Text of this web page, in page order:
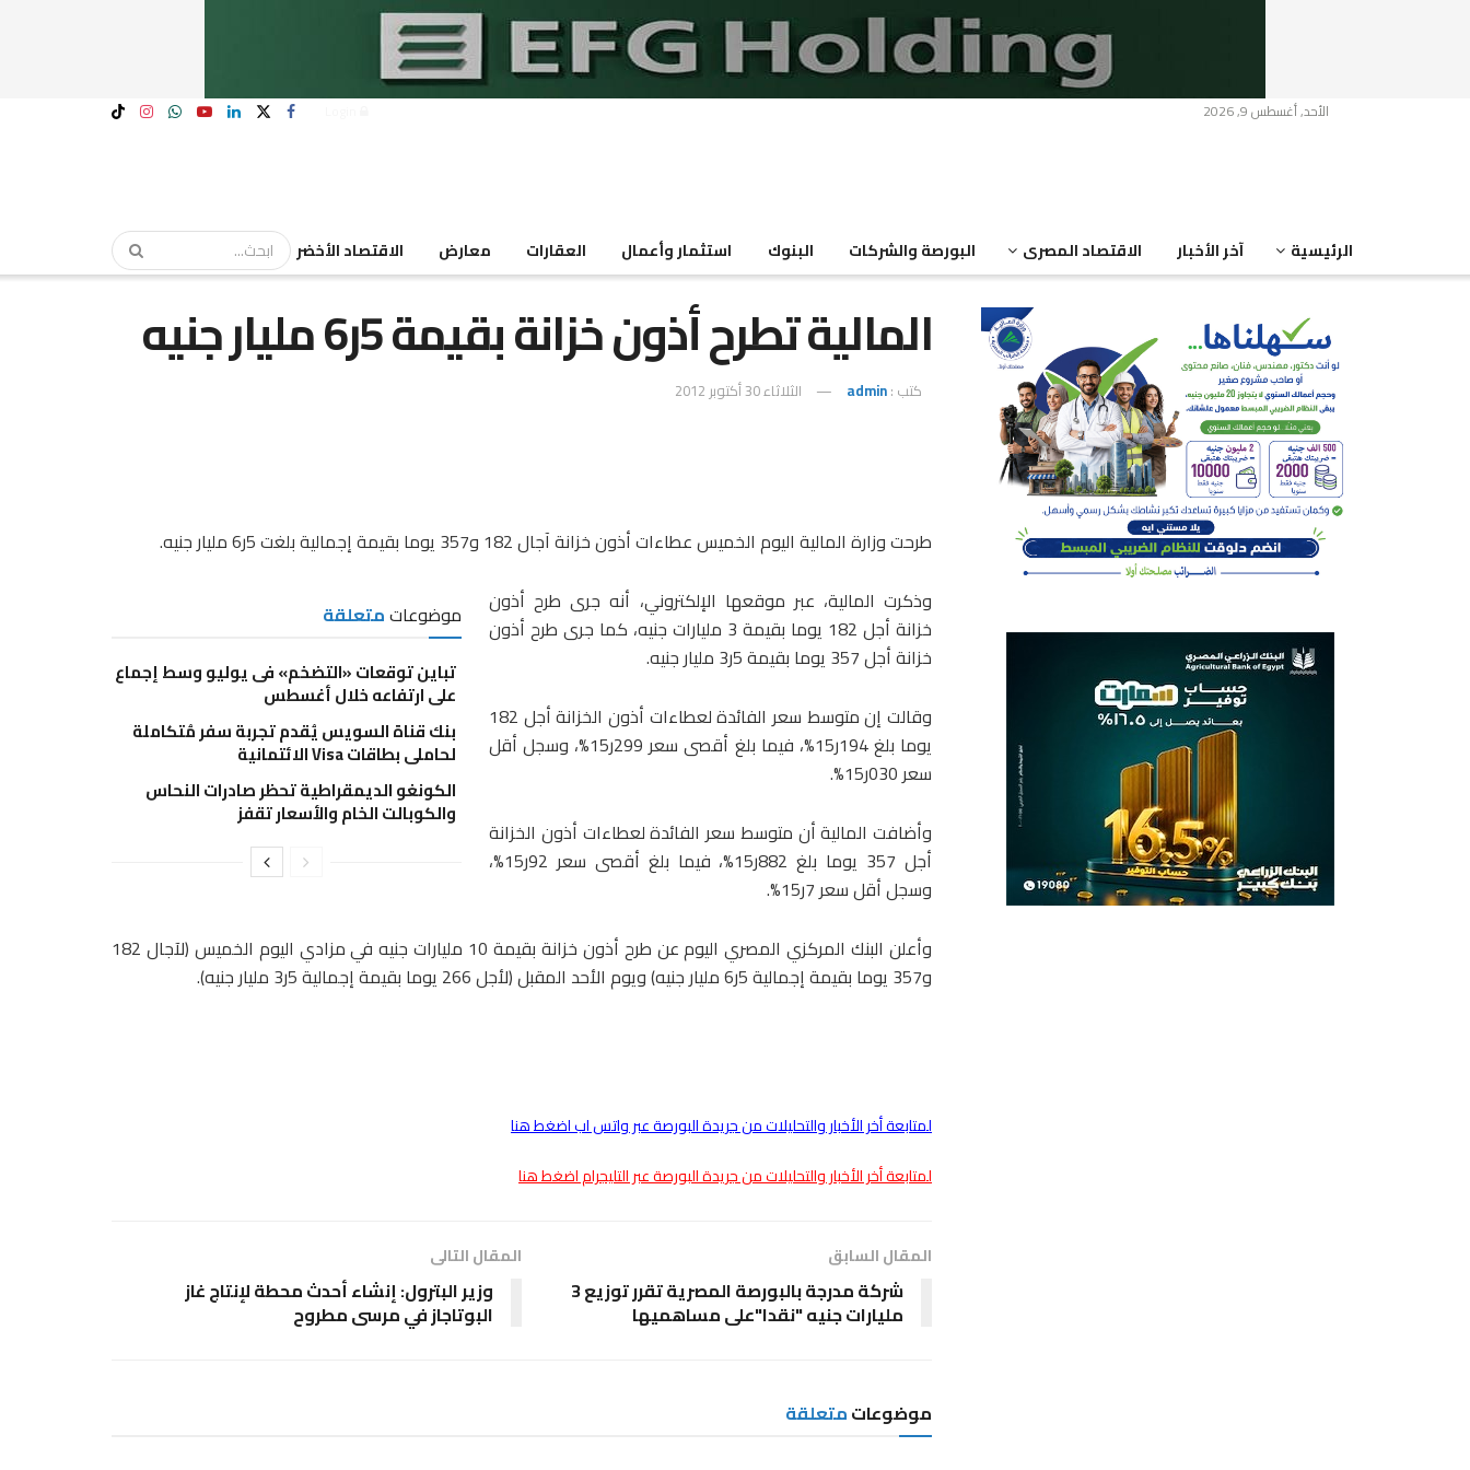
الأحد, أغسطس 9, 2026
الرئيسية آخر الأخبار الاقتصاد المصرى البورصة والشركات البنوك استثمار وأعمال العقارات معارض الاقتصاد الأخضر
المالية تطرح أذون خزانة بقيمة 5ر6 مليار جنيه
كتب :admin الثلاثاء 30 أكتوبر 2012
طرحت وزارة المالية اليوم الخميس عطاءات أذون خزانة آجال 182 و357 يوما بقيمة إجمالية بلغت 5ر6 مليار جنيه.
موضوعاتمتعلقة
تباين توقعات «التضخم» فى يوليو وسط إجماع
على ارتفاعه خلال أغسطس
بنك قناة السويس يُقدم تجربة سفر مُتكاملة
لحاملي بطاقات Visa الائتمانية
الكونغو الديمقراطية تحظر صادرات النحاس
والكوبالت الخام والأسعار تقفز
وذكرت المالية، عبر موقعها الإلكتروني، أنه جرى طرح أذون
خزانة أجل 182 يوما بقيمة 3 مليارات جنيه، كما جرى طرح أذون
خزانة أجل 357 يوما بقيمة 5ر3 مليار جنيه.
وقالت إن متوسط سعر الفائدة لعطاءات أذون الخزانة أجل 182
يوما بلغ 194ر15%، فيما بلغ أقصى سعر 299ر15%، وسجل أقل
سعر 030ر15%.
وأضافت المالية أن متوسط سعر الفائدة لعطاءات أذون الخزانة
أجل 357 يوما بلغ 882ر15%، فيما بلغ أقصى سعر 92ر15%،
وسجل أقل سعر 7ر15%.
وأعلن البنك المركزي المصري اليوم عن طرح أذون خزانة بقيمة 10 مليارات جنيه في مزادي اليوم الخميس (لآجال 182
و357 يوما بقيمة إجمالية 5ر6 مليار جنيه) ويوم الأحد المقبل (لأجل 266 يوما بقيمة إجمالية 5ر3 مليار جنيه).
لمتابعة أخر الأخبار والتحليلات من جريدة البورصة عبر واتس اب اضغط هنا
لمتابعة أخر الأخبار والتحليلات من جريدة البورصة عبر التليجرام اضغط هنا
المقال السابق
شركة مدرجة بالبورصة المصرية تقرر توزيع 3
مليارات جنيه "نقدا"على مساهميها
المقال التالى
وزير البترول: إنشاء أحدث محطة لإنتاج غاز
البوتاجاز في مرسى مطروح
موضوعاتمتعلقة